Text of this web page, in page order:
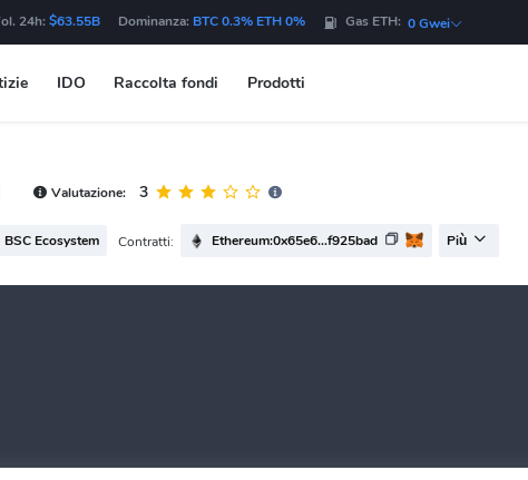
24h: $63.55B Dominanza: BTC 0.3% ETH 0% Gas ETH: 0 Gwei
IDO Raccolta fondi Prodotti
Valutazione: 3
BSC Ecosystem Contratti: Ethereum:0x65e6...f925bad Più